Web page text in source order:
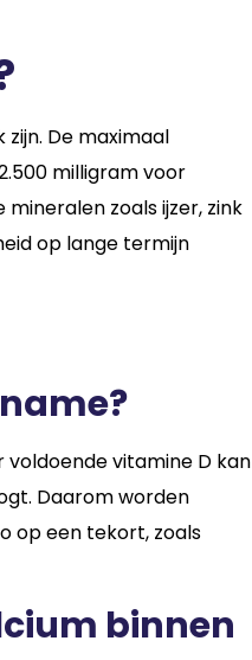
De maximaal
milligram voor
zoals ijzer, zink
op lange termijn
voldoende vitamine D kan
Daarom worden
op een tekort, zoals
binnen